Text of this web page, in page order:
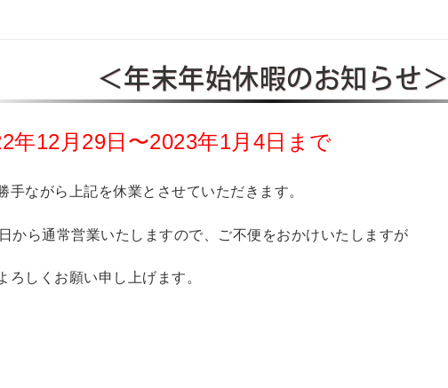
＜年末年始休暇のお知らせ＞
年12月29日〜2023年1月4日まで
手ながら上記を休業とさせていただきます。
から通常営業いたしますので、ご不便をおかけいたしますが
ろしくお願い申し上げます。